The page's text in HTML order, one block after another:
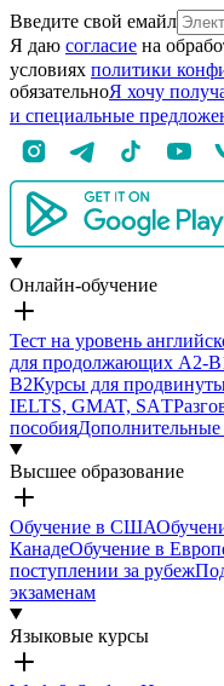
Введите свой емайл
Я даю согласие на
условиях политики
обязательноЯ хочу
и специальные
Онлайн-обучение
Тест на уровень
для продолжающих A2-
B2Курсы для
IELTS, GMAT, SAТ
пособия
Высшее образование
Обучение в США
КанадеОбучение в
поступлении за рубеж
экзаменам
Языковые курсы